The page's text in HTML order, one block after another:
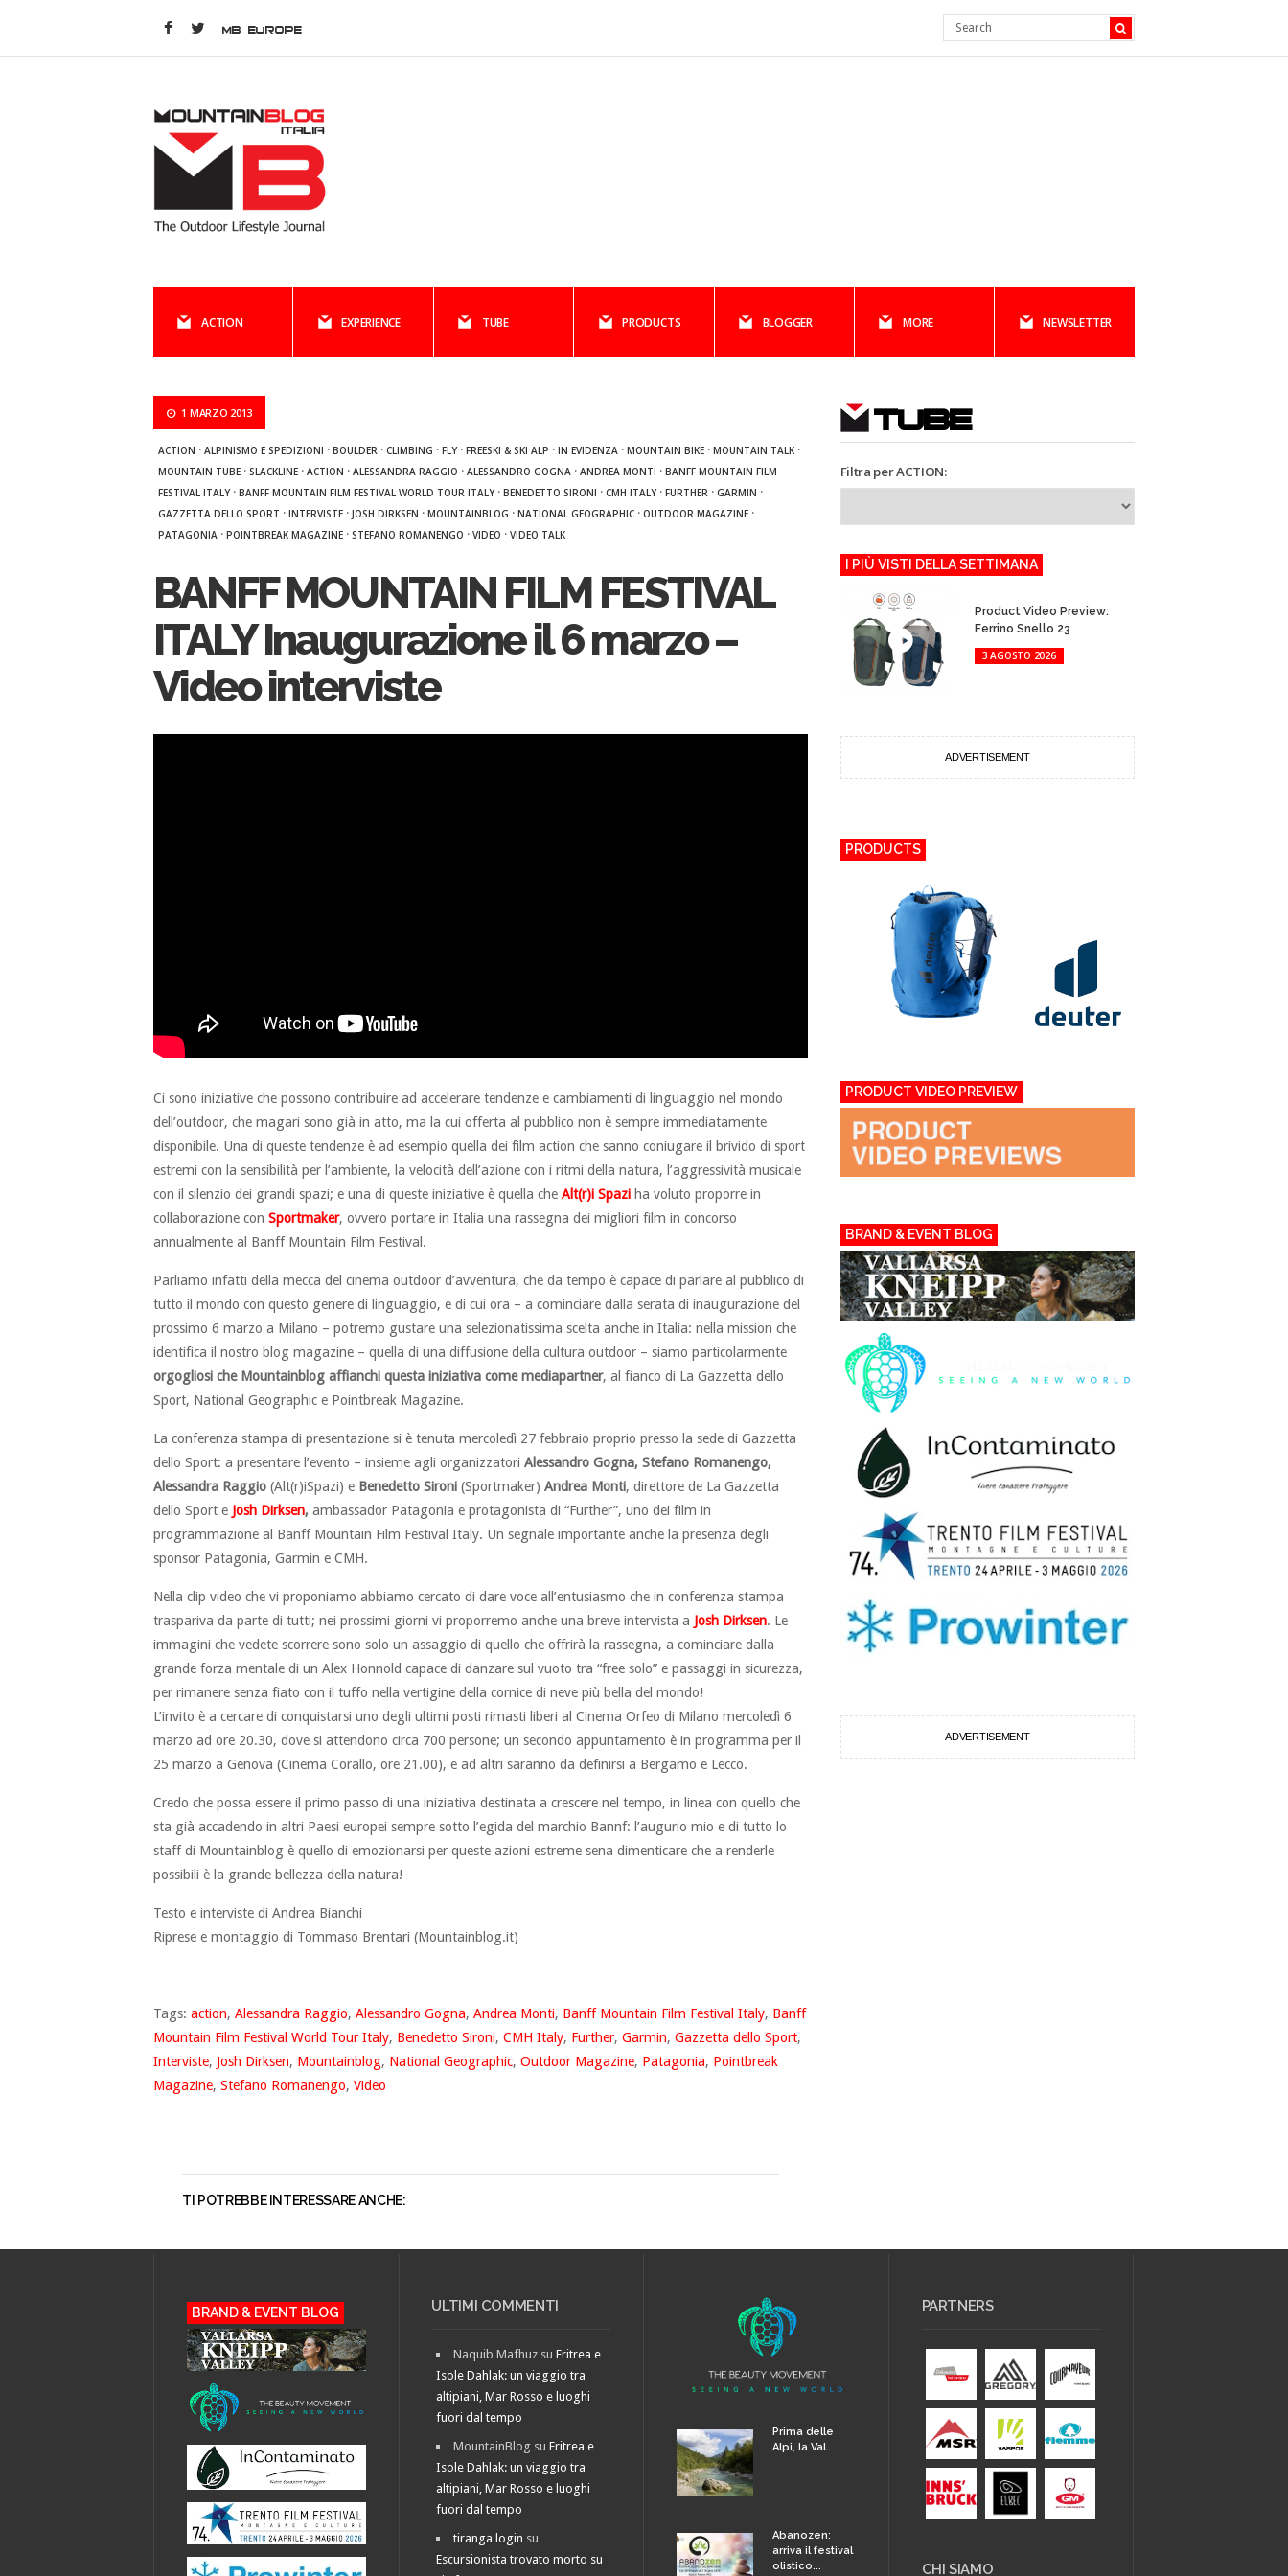
MB EUROPE
ACTION EXPERIENCE TUBE PRODUCTS BLOGGER MORE NEWSLETTER
1 MARZO 2013
ACTION · ALPINISMO E SPEDIZIONI · BOULDER · CLIMBING · FLY· FREESKI & SKI ALP · IN EVIDENZA · MOUNTAIN BIKE · MOUNTAIN TALK ·
MOUNTAIN TUBE · SLACKLINE · ACTION · ALESSANDRA RAGGIO · ALESSANDRO GOGNA · ANDREA MONTI · BANFF MOUNTAIN FILM
FESTIVAL ITALY· BANFF MOUNTAIN FILM FESTIVAL WORLD TOUR ITALY· BENEDETTO SIRONI · CMH ITALY· FURTHER · GARMIN ·
GAZZETTA DELLO SPORT · INTERVISTE · JOSH DIRKSEN · MOUNTAINBLOG · NATIONAL GEOGRAPHIC · OUTDOOR MAGAZINE ·
PATAGONIA · POINTBREAK MAGAZINE · STEFANO ROMANENGO · VIDEO · VIDEO TALK
BANFF MOUNTAIN FILM FESTIVAL
ITALY Inaugurazione il 6 marzo –
Video interviste
Ci sono iniziative che possono contribuire ad accelerare tendenze e cambiamenti di linguaggio nel mondo
dell’outdoor, che magari sono già in atto, ma la cui offerta al pubblico non è sempre immediatamente
disponibile. Una di queste tendenze è ad esempio quella dei film action che sanno coniugare il brivido di sport
estremi con la sensibilità per l’ambiente, la velocità dell’azione con i ritmi della natura, l’aggressività musicale
con il silenzio dei grandi spazi; e una di queste iniziative è quella che Alt(r)i Spazi ha voluto proporre in
collaborazione con Sportmaker, ovvero portare in Italia una rassegna dei migliori film in concorso
annualmente al Banff Mountain Film Festival.
Parliamo infatti della mecca del cinema outdoor d’avventura, che da tempo è capace di parlare al pubblico di
tutto il mondo con questo genere di linguaggio, e di cui ora – a cominciare dalla serata di inaugurazione del
prossimo 6 marzo a Milano – potremo gustare una selezionatissima scelta anche in Italia: nella mission che
identifica il nostro blog magazine – quella di una diffusione della cultura outdoor – siamo particolarmente
orgogliosi che Mountainblog affianchi questa iniziativa come mediapartner, al fianco di La Gazzetta dello
Sport, National Geographic e Pointbreak Magazine.
La conferenza stampa di presentazione si è tenuta mercoledì 27 febbraio proprio presso la sede di Gazzetta
dello Sport: a presentare l’evento – insieme agli organizzatori Alessandro Gogna, Stefano Romanengo,
Alessandra Raggio (Alt(r)iSpazi) e Benedetto Sironi (Sportmaker) Andrea Monti, direttore de La Gazzetta
dello Sport e Josh Dirksen, ambassador Patagonia e protagonista di “Further”, uno dei film in
programmazione al Banff Mountain Film Festival Italy. Un segnale importante anche la presenza degli
sponsor Patagonia, Garmin e CMH.
Nella clip video che vi proponiamo abbiamo cercato di dare voce all’entusiasmo che in conferenza stampa
traspariva da parte di tutti; nei prossimi giorni vi proporremo anche una breve intervista a Josh Dirksen. Le
immagini che vedete scorrere sono solo un assaggio di quello che offrirà la rassegna, a cominciare dalla
grande forza mentale di un Alex Honnold capace di danzare sul vuoto tra “free solo” e passaggi in sicurezza,
per rimanere senza fiato con il tuffo nella vertigine della cornice di neve più bella del mondo!
L’invito è a cercare di conquistarsi uno degli ultimi posti rimasti liberi al Cinema Orfeo di Milano mercoledì 6
marzo ad ore 20.30, dove si attendono circa 700 persone; un secondo appuntamento è in programma per il
25 marzo a Genova (Cinema Corallo, ore 21.00), e ad altri saranno da definirsi a Bergamo e Lecco.
Credo che possa essere il primo passo di una iniziativa destinata a crescere nel tempo, in linea con quello che
sta già accadendo in altri Paesi europei sempre sotto l’egida del marchio Bannf: l’augurio mio e di tutto lo
staff di Mountainblog è quello di emozionarsi per queste azioni estreme sena dimenticare che a renderle
possibili è la grande bellezza della natura!
Testo e interviste di Andrea Bianchi
Riprese e montaggio di Tommaso Brentari (Mountainblog.it)
Tags: action, Alessandra Raggio, Alessandro Gogna, Andrea Monti, Banff Mountain Film Festival Italy, Banff
Mountain Film Festival World Tour Italy, Benedetto Sironi, CMH Italy, Further, Garmin, Gazzetta dello Sport,
Interviste, Josh Dirksen, Mountainblog, National Geographic, Outdoor Magazine, Patagonia, Pointbreak
Magazine, Stefano Romanengo, Video
TI POTREBBE INTERESSARE ANCHE:
TUBE
Filtra per ACTION:
I PIÙ VISTI DELLA SETTIMANA
Product Video Preview:
Ferrino Snello 23
3 AGOSTO 2026
ADVERTISEMENT
PRODUCTS
PRODUCT VIDEO PREVIEW
BRAND & EVENT BLOG
ADVERTISEMENT
BRAND & EVENT BLOG ULTIMI COMMENTI
Naquib Mafhuz suEritrea e
Isole Dahlak: un viaggio tra
altipiani, Mar Rosso e luoghi
fuori dal tempo
MountainBlog suEritrea e
Isole Dahlak: un viaggio tra
altipiani, Mar Rosso e luoghi
fuori dal tempo
tiranga login su
Escursionista trovato morto su
Prima delle
Alpi, la Val...
Abanozen:
arriva il festival
olistico...
PARTNERS
CHI SIAMO